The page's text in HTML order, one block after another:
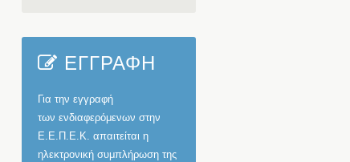
ΕΓΓΡΑΦΗ
Για την εγγραφή
των ενδιαφερόμενων στην
Ε.Ε.Π.Ε.Κ. απαιτείται η
ηλεκτρονική συμπλήρωση της